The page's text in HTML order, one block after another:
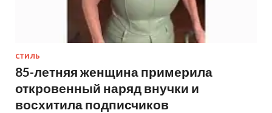
СТИЛЬ
85-летняя женщина примерила
откровенный наряд внучки и
восхитила подписчиков